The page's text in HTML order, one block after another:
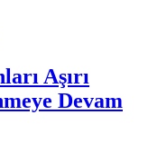
Aşırı
Devam